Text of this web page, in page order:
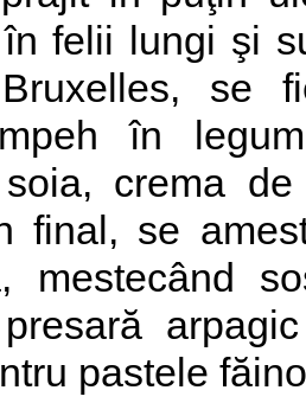
felii lungi şi
se
în
crema
final, se
mestecând
pastele